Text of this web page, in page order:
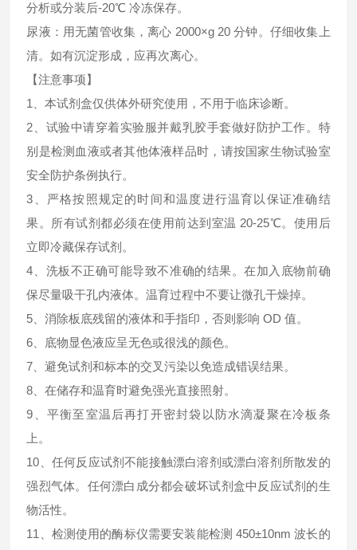
分析或分装后-20℃ 冷冻保存。
尿液：用无菌管收集，离心 2000×g 20 分钟。仔细收集上
清。如有沉淀形成，应再次离心。
【注意事项】
1、本试剂盒仅供体外研究使用，不用于临床诊断。
2、试验中请穿着实验服并戴乳胶手套做好防护工作。特
别是检测血液或者其他体液样品时，请按国家生物试验室
安全防护条例执行。
3、严格按照规定的时间和温度进行温育以保证准确结
果。所有试剂都必须在使用前达到室温 20-25℃。使用后
立即冷藏保存试剂。
4、洗板不正确可能导致不准确的结果。在加入底物前确
保尽量吸干孔内液体。温育过程中不要让微孔干燥掉。
5、消除板底残留的液体和手指印，否则影响 OD 值。
6、底物显色液应呈无色或很浅的颜色。
7、避免试剂和标本的交叉污染以免造成错误结果。
8、在储存和温育时避免强光直接照射。
9、平衡至室温后再打开密封袋以防水滴凝聚在冷板条
上。
10、任何反应试剂不能接触漂白溶剂或漂白溶剂所散发的
强烈气体。任何漂白成分都会破坏试剂盒中反应试剂的生
物活性。
11、检测使用的酶标仪需要安装能检测 450±10nm 波长的